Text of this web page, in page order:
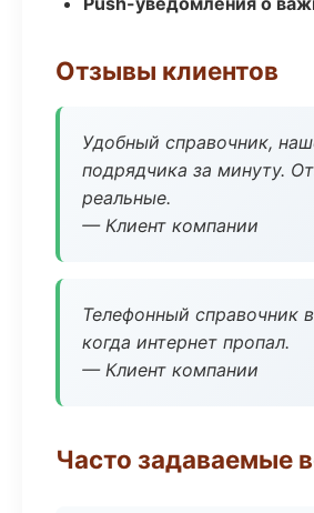
Отзывы клиентов
Удобный справочник,
подрядчика за минуту.
реальные.
— Клиент компании
Телефонный справочник
когда интернет пропал.
— Клиент компании
Часто задаваемые